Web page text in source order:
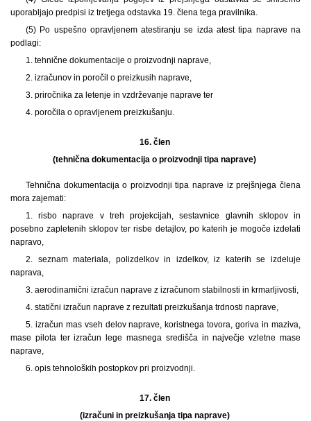
uporabljajo predpisi iz tretjega odstavka 19. člena tega pravilnika.
(5) Po uspešno opravljenem atestiranju se izda atest tipa naprave na
podlagi:
1. tehnične dokumentacije o proizvodnji naprave,
2. izračunov in poročil o preizkusih naprave,
3. priročnika za letenje in vzdrževanje naprave ter
4. poročila o opravljenem preizkušanju.
16. člen
(tehnična dokumentacija o proizvodnji tipa naprave)
Tehnična dokumentacija o proizvodnji tipa naprave iz prejšnjega člena
mora zajemati:
1. risbo naprave v treh projekcijah, sestavnice glavnih sklopov in
posebno zapletenih sklopov ter risbe detajlov, po katerih je mogoče izdelati
napravo,
2. seznam materiala, polizdelkov in izdelkov, iz katerih se izdeluje
naprava,
3. aerodinamični izračun naprave z izračunom stabilnosti in krmarljivosti,
4. statični izračun naprave z rezultati preizkušanja trdnosti naprave,
5. izračun mas vseh delov naprave, koristnega tovora, goriva in maziva,
mase pilota ter izračun lege masnega središča in največje vzletne mase
naprave,
6. opis tehnoloških postopkov pri proizvodnji.
17. člen
(izračuni in preizkušanja tipa naprave)